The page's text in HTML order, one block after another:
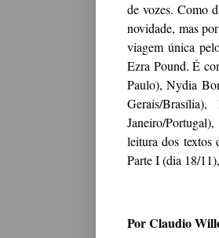
de vozes. Como
novidade, mas
viagem única
Ezra Pound. É
Paulo), Nydia
Gerais/
Janeiro/
leitura dos textos
Parte I (dia 18/11),
Por Claudio